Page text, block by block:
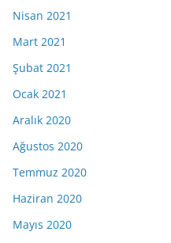
Nisan 2021
Mart 2021
Şubat 2021
Ocak 2021
Aralık 2020
Ağustos 2020
Temmuz 2020
Haziran 2020
Mayıs 2020